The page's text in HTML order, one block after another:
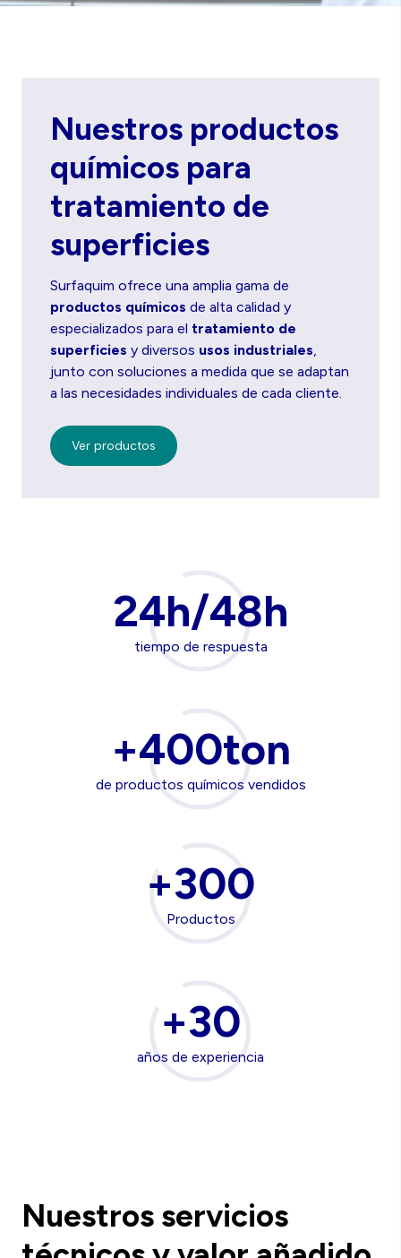
Nuestros productos
químicos para
tratamiento de
superficies
Surfaquim ofrece una amplia gama de
productos químicos de alta calidad y
especializados para el tratamiento de
superficies y diversos usos industriales,
junto con soluciones a medida que se adaptan
a las necesidades individuales de cada cliente.
Ver productos
24h/48h
tiempo de respuesta
+400ton
de productos químicos vendidos
+300
Productos
+30
años de experiencia
Nuestros servicios